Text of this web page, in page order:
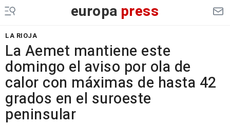
europa press
LA RIOJA
La Aemet mantiene este
domingo el aviso por ola de
calor con máximas de hasta 42
grados en el suroeste
peninsular